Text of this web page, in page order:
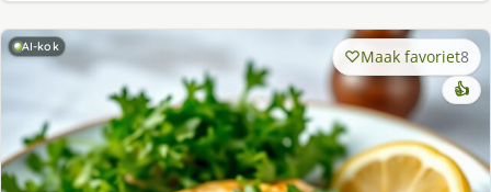
AI-kok Maak favoriet8
👍